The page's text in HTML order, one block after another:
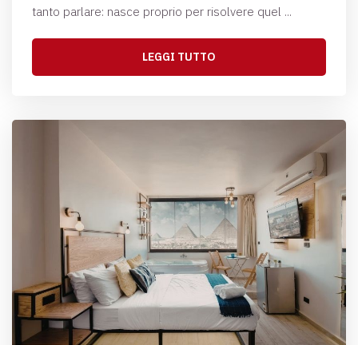
tanto parlare: nasce proprio per risolvere quel ...
LEGGI TUTTO